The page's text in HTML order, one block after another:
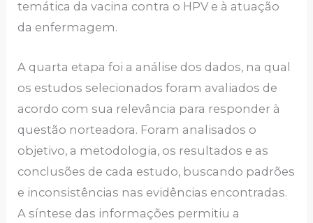
temática da vacina contra o HPV e à atuação
da enfermagem.
A quarta etapa foi a análise dos dados, na qual
os estudos selecionados foram avaliados de
acordo com sua relevância para responder à
questão norteadora. Foram analisados o
objetivo, a metodologia, os resultados e as
conclusões de cada estudo, buscando padrões
e inconsistências nas evidências encontradas.
A síntese das informações permitiu a